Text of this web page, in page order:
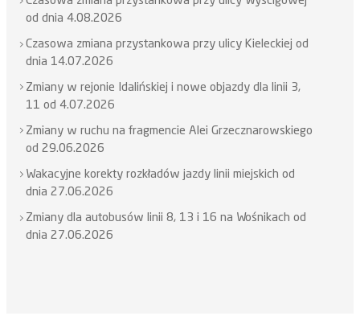
od dnia 4.08.2026
Czasowa zmiana przystankowa przy ulicy Kieleckiej od
dnia 14.07.2026
Zmiany w rejonie Idalińskiej i nowe objazdy dla linii 3,
11 od 4.07.2026
Zmiany w ruchu na fragmencie Alei Grzecznarowskiego
od 29.06.2026
Wakacyjne korekty rozkładów jazdy linii miejskich od
dnia 27.06.2026
Zmiany dla autobusów linii 8, 13 i 16 na Wośnikach od
dnia 27.06.2026